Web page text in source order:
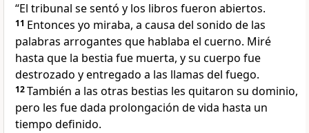
“El tribunal se sentó y los libros fueron abiertos.
11 Entonces yo miraba, a causa del sonido de las
palabras arrogantes que hablaba el cuerno. Miré
hasta que la bestia fue muerta, y su cuerpo fue
destrozado y entregado a las llamas del fuego.
12También a las otras bestias les quitaron su dominio,
pero les fue dada prolongación de vida hasta un
tiempo definido.